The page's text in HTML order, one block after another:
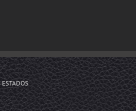
ESTADOS